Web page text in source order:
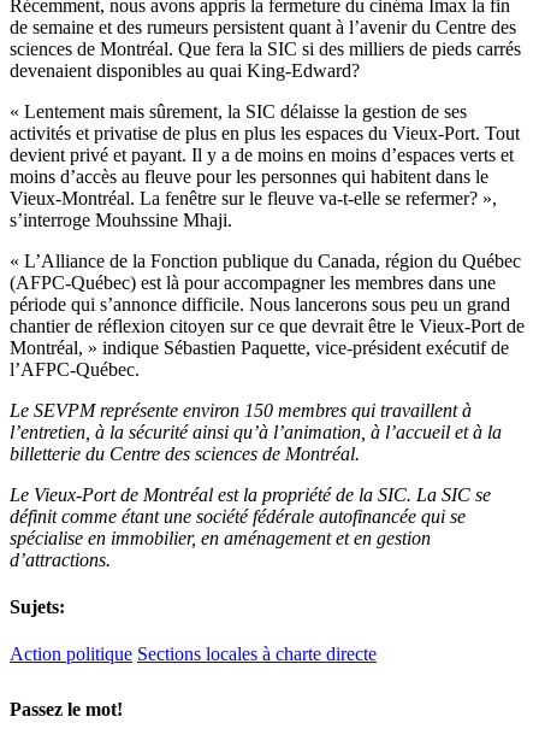
Récemment, nous avons appris la fermeture du cinéma Imax la fin
de semaine et des rumeurs persistent quant à l’avenir du Centre des
sciences de Montréal. Que fera la SIC si des milliers de pieds carrés
devenaient disponibles au quai King-Edward?
« Lentement mais sûrement, la SIC délaisse la gestion de ses
activités et privatise de plus en plus les espaces du Vieux-Port. Tout
devient privé et payant. Il y a de moins en moins d’espaces verts et
moins d’accès au fleuve pour les personnes qui habitent dans le
Vieux-Montréal. La fenêtre sur le fleuve va-t-elle se refermer? »,
s’interroge Mouhssine Mhaji.
« L’Alliance de la Fonction publique du Canada, région du Québec
(AFPC-Québec) est là pour accompagner les membres dans une
période qui s’annonce difficile. Nous lancerons sous peu un grand
chantier de réflexion citoyen sur ce que devrait être le Vieux-Port de
Montréal, » indique Sébastien Paquette, vice-président exécutif de
l’AFPC-Québec.
Le SEVPM représente environ 150 membres qui travaillent à
l’entretien, à la sécurité ainsi qu’à l’animation, à l’accueil et à la
billetterie du Centre des sciences de Montréal.
Le Vieux-Port de Montréal est la propriété de la SIC. La SIC se
définit comme étant une société fédérale autofinancée qui se
spécialise en immobilier, en aménagement et en gestion
d’attractions.
Sujets:
Action politique Sections locales à charte directe
Passez le mot!